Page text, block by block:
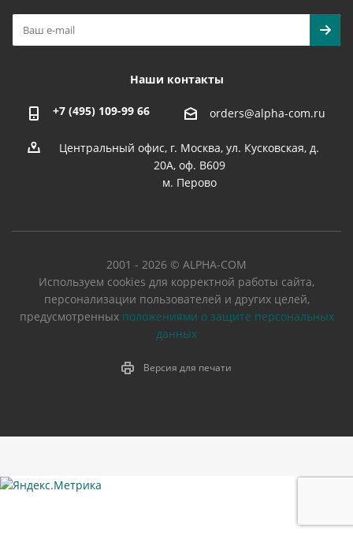
Наши контакты
+7 (495) 109-99 66 orders@alpha-com.ru
Центральный офис, г. Москва, ул. Кусковская, д.
20А, оф. В609
м. Перово
2001 - 2026 © ALPHA-COM
Используем cookies для корректной работы сайта,
персонализации пользователей и других целей,
предусмотренных положениями о защите персональных
данных
Версия для печати